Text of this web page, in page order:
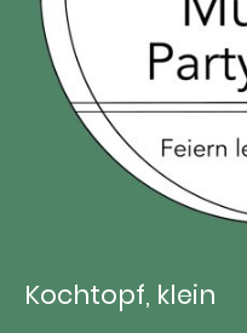
Kochtopf, klein